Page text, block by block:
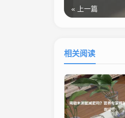
« 上一篇
相关阅读